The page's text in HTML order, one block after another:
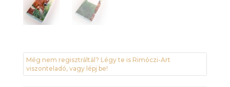
Még nem regisztráltál? Légy te is Rimóczi-Art
viszonteladó, vagy lépj be!